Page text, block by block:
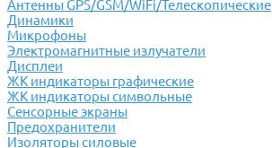
Антенны GPS/GSM/WiFi/Телескопические
Динамики
Микрофоны
Электромагнитные излучатели
Дисплеи
ЖК индикаторы графические
ЖК индикаторы символьные
Сенсорные экраны
Предохранители
Изоляторы силовые